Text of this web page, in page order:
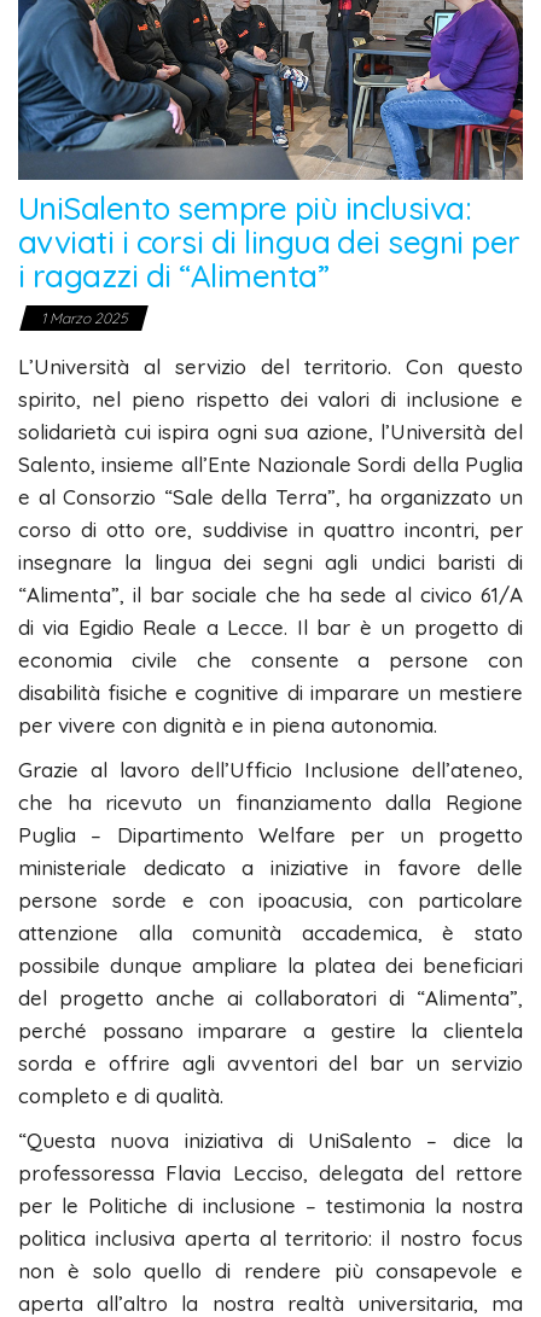
UniSalento sempre più inclusiva:
avviati i corsi di lingua dei segni per
i ragazzi di “Alimenta”
1 Marzo 2025
L’Università al servizio del territorio. Con questo
spirito, nel pieno rispetto dei valori di inclusione e
solidarietà cui ispira ogni sua azione, l’Università del
Salento, insieme all’Ente Nazionale Sordi della Puglia
e al Consorzio “Sale della Terra”, ha organizzato un
corso di otto ore, suddivise in quattro incontri, per
insegnare la lingua dei segni agli undici baristi di
“Alimenta”, il bar sociale che ha sede al civico 61/A
di via Egidio Reale a Lecce. Il bar è un progetto di
economia civile che consente a persone con
disabilità fisiche e cognitive di imparare un mestiere
per vivere con dignità e in piena autonomia.
Grazie al lavoro dell’Ufficio Inclusione dell’ateneo,
che ha ricevuto un finanziamento dalla Regione
Puglia – Dipartimento Welfare per un progetto
ministeriale dedicato a iniziative in favore delle
persone sorde e con ipoacusia, con particolare
attenzione alla comunità accademica, è stato
possibile dunque ampliare la platea dei beneficiari
del progetto anche ai collaboratori di “Alimenta”,
perché possano imparare a gestire la clientela
sorda e offrire agli avventori del bar un servizio
completo e di qualità.
“Questa nuova iniziativa di UniSalento – dice la
professoressa Flavia Lecciso, delegata del rettore
per le Politiche di inclusione – testimonia la nostra
politica inclusiva aperta al territorio: il nostro focus
non è solo quello di rendere più consapevole e
aperta all’altro la nostra realtà universitaria, ma